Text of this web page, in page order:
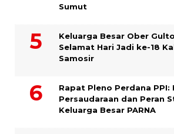
Sumut
Keluarga Besar Ober
Selamat Hari Jadi ke-18
Samosir
Rapat Pleno Perdana PPI:
Persaudaraan dan Peran
Keluarga Besar PARNA